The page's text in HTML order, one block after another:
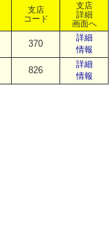
支店
コード
支店
詳細
画面へ
370
詳細
情報
826
詳細
情報